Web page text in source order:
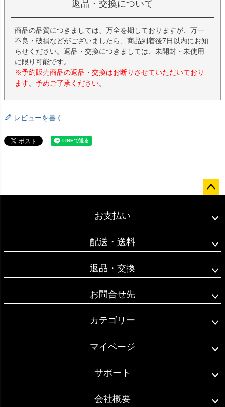
返品・交換について
商品の品質につきましては、万全を期しておりますが、万一
不良・破損などがございましたら、商品到着後7日以内にお知
らせください。返品・交換につきましては、未開封・未使用
に限り可能です。
※予約販売商品の返品・交換はお断りさせていただいており
ます。予めご了承ください。
レビューを書く
ップ
お支払い
配送・送料
返品・交換
お問合せ先
カテゴリー
マイページ
サポート
会社概要